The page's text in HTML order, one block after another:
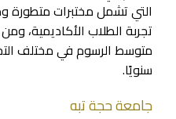
التي تشمل مختبرات متطورة
تجربة الطلاب الأكاديمية،
سنويًا.
جامعة حجة تبه